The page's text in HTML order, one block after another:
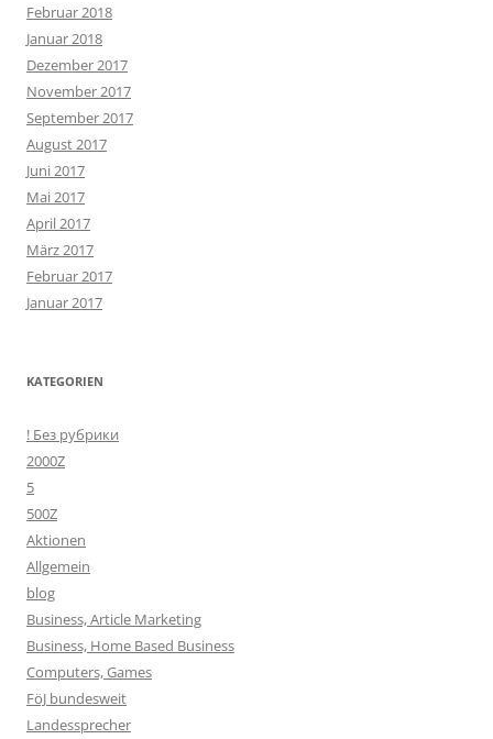
Februar 2018
Januar 2018
Dezember 2017
November 2017
September 2017
August 2017
Juni 2017
Mai 2017
April 2017
März 2017
Februar 2017
Januar 2017
KATEGORIEN
! Без рубрики
2000Z
5
500Z
Aktionen
Allgemein
blog
Business, Article Marketing
Business, Home Based Business
Computers, Games
FöJ bundesweit
Landessprecher